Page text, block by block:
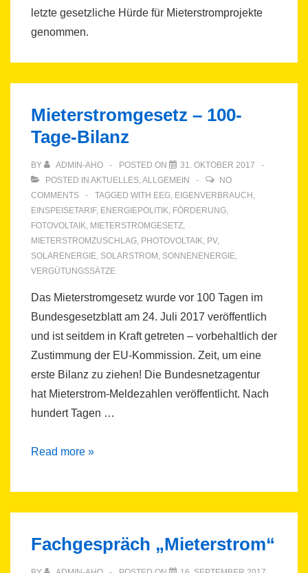
letzte gesetzliche Hürde für Mieterstromprojekte
genommen.
Mieterstromgesetz – 100-
Tage-Bilanz
BY ADMIN-AHO POSTED ON
31. OKTOBER 2017
POSTED IN AKTUELLES,ALLGEMEIN
NO
COMMENTS
TAGGED WITH EEG, EIGENVERBRAUCH ,
EINSPEISETARIF, ENERGIEPOLITIK, FÖRDERUNG,
FOTOVOLTAIK, MIETERSTROMGESETZ,
MIETERSTROMZUSCHLAG, PHOTOVOLTAIK, PV,
SOLARENERGIE, SOLARSTROM , SONNENENERGIE,
VERGÜTUNGSSÄTZE
Das Mieterstromgesetz wurde vor 100 Tagen im
Bundesgesetzblatt am 24. Juli 2017 veröffentlich
und ist seitdem in Kraft getreten – vorbehaltlich der
Zustimmung der EU-Kommission. Zeit, um eine
erste Bilanz zu ziehen! Die Bundesnetzagentur
hat Mieterstrom-Meldezahlen veröffentlicht. Nach
hundert Tagen …
Mieterstromgesetz
100-
Read more »
Fachgespräch „Mieterstrom“